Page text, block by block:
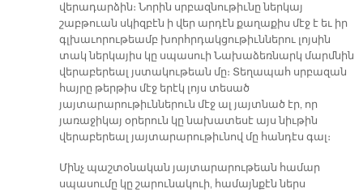
վերադարձին։ Նորին սրբազնութիւնը ներկայ
շաբթուան սկիզբէն ի վեր արդէն քաղաքիս մէջ է եւ իր
գլխաւորութեամբ խորհրդակցութիւններու լոյսին
տակ ներկայիս կը սպասուի Նախաձեռնարկ մարմնին
վերաբերեալ յստակութեան մը։ Տեղապահ սրբազան
հայրը թերթիս մէջ երէկ լոյս տեսած
յայտարարութիւններուն մէջ ալ յայտնած էր, որ
յառաջիկայ օրերուն կը նախատեսէ այս նիւթին
վերաբերեալ յայտարարութիւնով մը հանդէս գալ։
Մինչ պաշտօնական յայտարարութեան համար
սպասումը կը շարունակուի, համայնքէն ներս